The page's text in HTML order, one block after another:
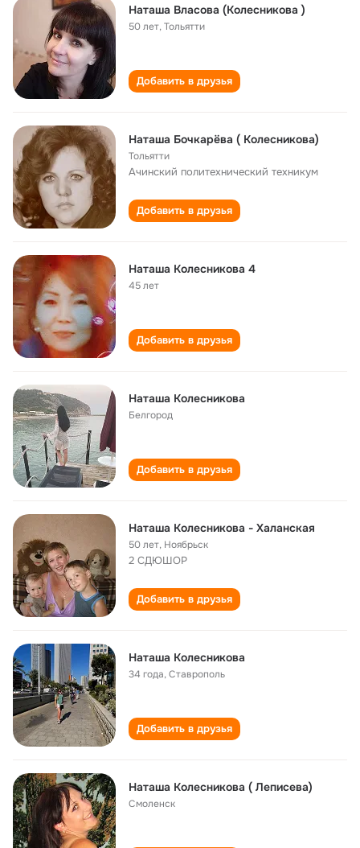
Наташа Власова (Колесникова )
50 лет,Тольятти
Добавить в друзья
Наташа Бочкарёва ( Колесникова)
Тольятти
Ачинский политехнический техникум
Добавить в друзья
Наташа Колесникова 4
45 лет
Добавить в друзья
Наташа Колесникова
Белгород
Добавить в друзья
Наташа Колесникова - Халанская
50 лет, Ноябрьск
2 СДЮШОР
Добавить в друзья
Наташа Колесникова
34 года,Ставрополь
Добавить в друзья
Наташа Колесникова ( Леписева)
Смоленск